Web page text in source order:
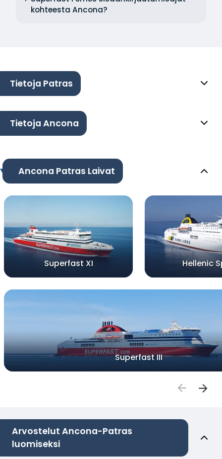
kohteesta Ancona?
Tietoja Patras
Tietoja Ancona
Ancona Patras Laivat
Superfast XI Hellenic
Superfast III
Arvostelut Ancona-Patras
luomiseksi